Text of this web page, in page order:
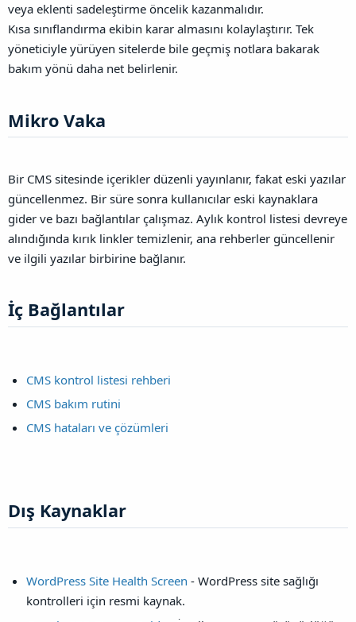
veya eklenti sadeleştirme öncelik kazanmalıdır.
Kısa sınıflandırma ekibin karar almasını kolaylaştırır. Tek
yöneticiyle yürüyen sitelerde bile geçmiş notlara bakarak
bakım yönü daha net belirlenir.
Mikro Vaka​
Bir CMS sitesinde içerikler düzenli yayınlanır, fakat eski yazılar
güncellenmez. Bir süre sonra kullanıcılar eski kaynaklara
gider ve bazı bağlantılar çalışmaz. Aylık kontrol listesi devreye
alındığında kırık linkler temizlenir, ana rehberler güncellenir
ve ilgili yazılar birbirine bağlanır.
İç Bağlantılar​
CMS kontrol listesi rehberi
CMS bakım rutini
CMS hataları ve çözümleri
Dış Kaynaklar​
WordPress Site Health Screen - WordPress site sağlığı
kontrolleri için resmi kaynak.